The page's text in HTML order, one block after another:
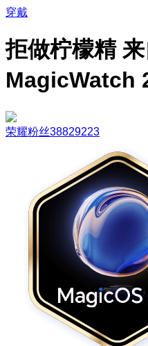
穿戴
拒做柠檬精
MagicWatch
荣耀粉丝38829223